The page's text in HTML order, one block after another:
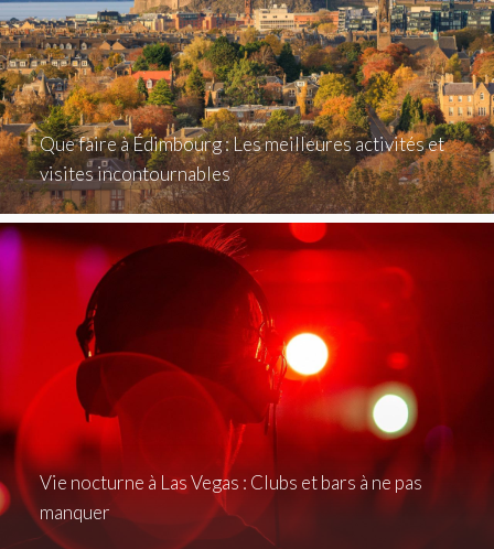
Que faire à Édimbourg : Les meilleures activités et
visites incontournables
Vie nocturne à Las Vegas : Clubs et bars à ne pas
manquer